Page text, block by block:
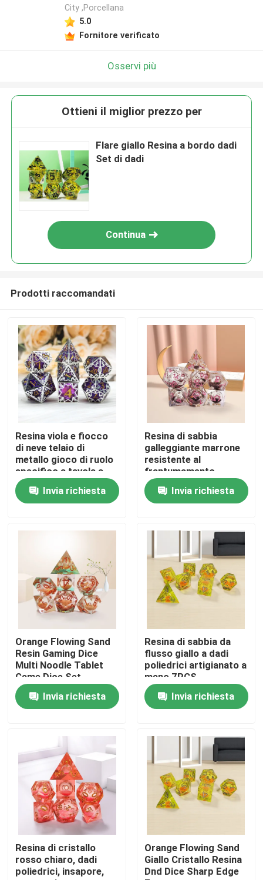
Chi siamo
Contatti
Prodotti
Video
Dadi di RPG della resina
Dadi di RPG del metallo
Mini dadi di RPG
Dadi Polyhedral della resina
City ,Porcellana
5.0
Fornitore verificato
Osservi più
Ottieni il miglior prezzo per
Flare giallo Resina a bordo dadi
Set di dadi
Continua
Prodotti raccomandati
Resina viola e fiocco
di neve telaio di
metallo gioco di ruolo
specifico a tavola a
dadi a più lati
Invia richiesta
Resina di sabbia
galleggiante marrone
resistente al
frantumamento
Invia richiesta
Orange Flowing Sand
Resin Gaming Dice
Multi Noodle Tablet
Game Dice Set
Invia richiesta
Resina di sabbia da
flusso giallo a dadi
poliedrici artigianato a
mano 7PCS
Invia richiesta
Resina di cristallo
rosso chiaro, dadi
poliedrici, insapore,
Orange Flowing Sand
Giallo Cristallo Resina
Dnd Dice Sharp Edge